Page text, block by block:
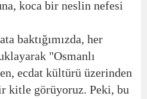
koca bir neslin nefesi
baktığımızda, her
"Osmanlı
ecdat kültürü üzerinden
kitle görüyoruz. Peki, bu